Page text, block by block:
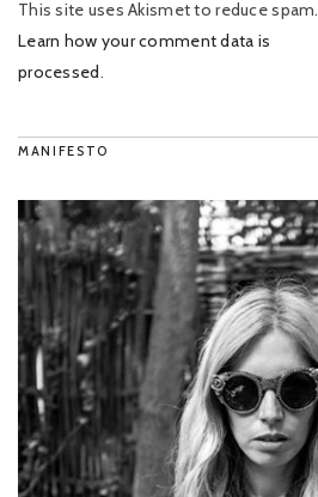
This site uses Akismet to reduce spam.
Learn how your comment data is
processed.
MANIFESTO